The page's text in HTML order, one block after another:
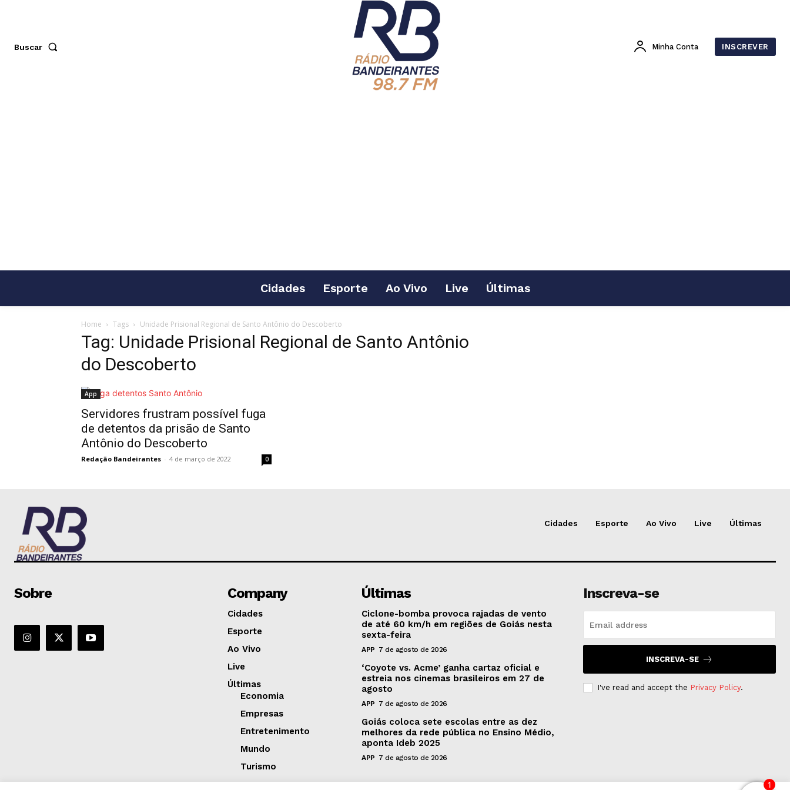
Buscar Minha Conta INSCREVER
Cidades Esporte Ao Vivo Live Últimas
Home Tags Unidade Prisional Regional de Santo Antônio do Descoberto
Tag: Unidade Prisional Regional de Santo Antônio
do Descoberto
App
Servidores frustram possível fuga
de detentos da prisão de Santo
Antônio do Descoberto
Redação Bandeirantes - 4 de março de 2022 0
Cidades Esporte Ao Vivo Live Últimas
Sobre Company
Cidades
Esporte
Ao Vivo
Live
Últimas
Economia
Empresas
Entretenimento
Mundo
Turismo
Últimas
Ciclone-bomba provoca rajadas de vento
de até 60 km/h em regiões de Goiás nesta
sexta-feira
APP 7 de agosto de 2026
‘Coyote vs. Acme’ ganha cartaz oficial e
estreia nos cinemas brasileiros em 27 de
agosto
APP 7 de agosto de 2026
Goiás coloca sete escolas entre as dez
melhores da rede pública no Ensino Médio,
aponta Ideb 2025
APP 7 de agosto de 2026
Inscreva-se
INSCREVA-SE
I've read and accept the Privacy Policy.
1